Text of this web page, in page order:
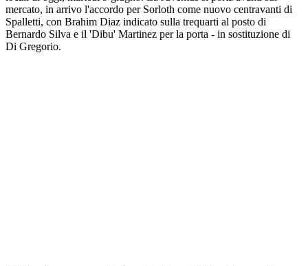
mercato, in arrivo l'accordo per Sorloth come nuovo centravanti di
Spalletti, con Brahim Diaz indicato sulla trequarti al posto di
Bernardo Silva e il 'Dibu' Martinez per la porta - in sostituzione di
Di Gregorio.